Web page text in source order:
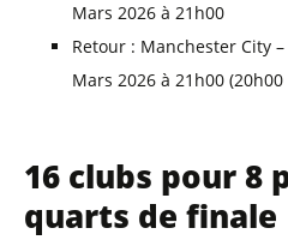
Mars 2026 à 21h00
Retour : Manchester City
Mars 2026 à 21h00
16 clubs pour 8
quarts de finale